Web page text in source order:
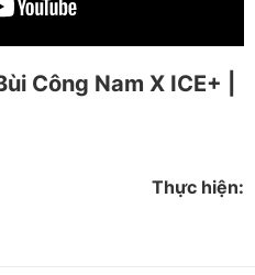
Công Nam X ICE+ |
Thực hiện: